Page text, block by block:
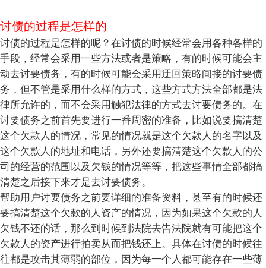
讨债的过程是怎样的
讨债的过程是怎样的呢？在讨债的时候经常会用各种各样的
手段，经常会采用一些方法或者是策略，有的时候可能会主
动去讨要债务，有的时候可能会采用迂回策略间接的讨要债
务，但不管是采用什么样的方式，这些方式方法全部都是法
律所允许的，而不会采用触犯法律的方式去讨要债务的。在
讨要债务之前首先要进行一番周密的准备，比如说要搞清楚
这个欠款人的情况，常见的情况就是这个欠款人的名字以及
这个欠款人的地址和电话，另外还要搞清楚这个欠款人的公
司的经营的范围以及欠钱的情况等等，把这些事情全部都搞
清楚之后接下来才是去讨要债务。
帮助用户讨要债务之前要详细的准备资料，甚至有的时候还
要搞清楚这个欠款的人资产的情况，因为如果这个欠款的人
欠钱不还的话，那么到时候到法院去告法院就有可能把这个
欠款人的资产进行拍卖从而把钱还上。具体在讨债的时候往
往都是攻击其薄弱的部位，因为每一个人都可能存在一些薄